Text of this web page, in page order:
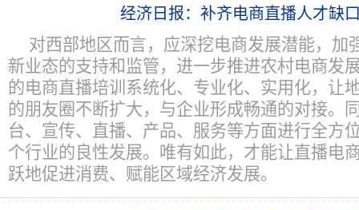
经济日报：补齐电商直播人才缺
对西部地区而言，应深挖电商发展潜能，加
新业态的支持和监管，进一步推进农村电商发
的电商直播培训系统化、专业化、实用化，让
的朋友圈不断扩大，与企业形成畅通的对接。
台、宣传、直播、产品、服务等方面进行全方
个行业的良性发展。唯有如此，才能让直播电
跃地促进消费、赋能区域经济发展。